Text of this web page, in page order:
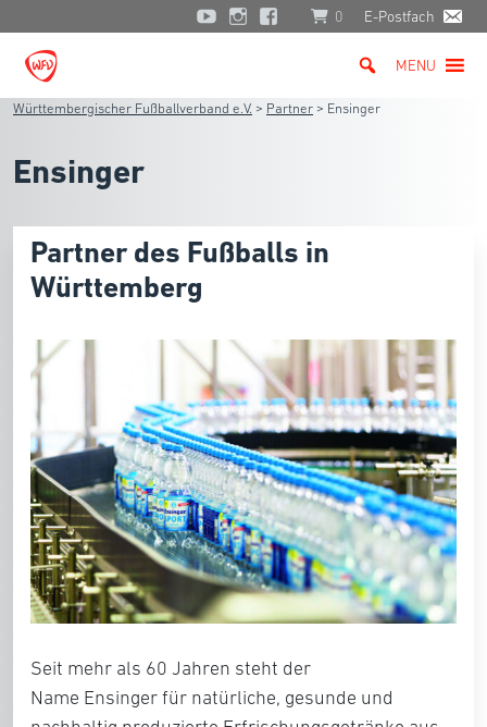
0 E-Postfach
MENU
Württembergischer Fußballverband e.V. > Partner > Ensinger
Ensinger
Partner des Fußballs in
Württemberg
Seit mehr als 60 Jahren steht der
Name Ensinger für natürliche, gesunde und